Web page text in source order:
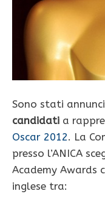
Sono stati
candidati a
Oscar 2012. La
presso l’ANICA
Academy Awards
inglese tra: